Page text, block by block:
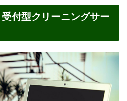
付型クリーニングサー